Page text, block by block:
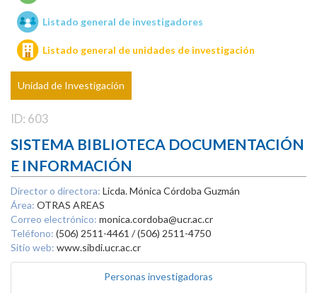
Unidades de investigación
Listado general de investigadores
Listado general de unidades de investigación
Unidad de Investigación
ID: 603
SISTEMA BIBLIOTECA DOCUMENTACIÓN
E INFORMACIÓN
Director o directora: Licda. Mónica Córdoba Guzmán
Área: OTRAS AREAS
Correo electrónico: monica.cordoba@ucr.ac.cr
Teléfono: (506) 2511-4461 / (506) 2511-4750
Sitio web: www.sibdi.ucr.ac.cr
Personas investigadoras